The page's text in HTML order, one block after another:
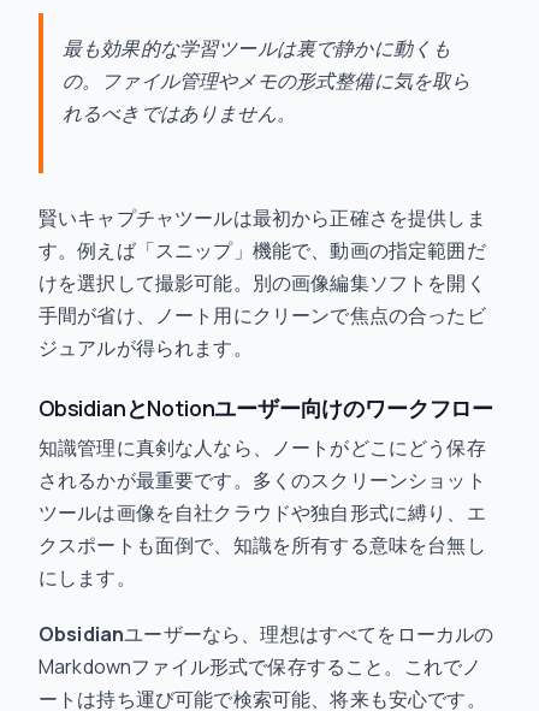
最も効果的な学習ツールは裏で静かに動くも
の。ファイル管理やメモの形式整備に気を取ら
れるべきではありません。
賢いキャプチャツールは最初から正確さを提供しま
す。例えば「スニップ」機能で、動画の指定範囲だ
けを選択して撮影可能。別の画像編集ソフトを開く
手間が省け、ノート用にクリーンで焦点の合ったビ
ジュアルが得られます。
ObsidianとNotionユーザー向けのワークフロー
知識管理に真剣な人なら、ノートがどこにどう保存
されるかが最重要です。多くのスクリーンショット
ツールは画像を自社クラウドや独自形式に縛り、エ
クスポートも面倒で、知識を所有する意味を台無し
にします。
Obsidianユーザーなら、理想はすべてをローカルの
Markdownファイル形式で保存すること。これでノ
ートは持ち運び可能で検索可能、将来も安心です。